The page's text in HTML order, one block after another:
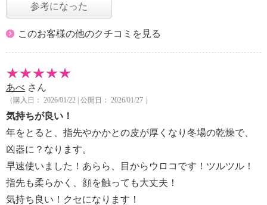
参考になった
このお客様の他のクチコミを見る
あべ さん
（購入日： 2026/01/22 | 公開日： 2026/01/27 ）
気持ちが良い！
年をとると、指先やかかとの皮が厚くなり冬場の乾燥で、
凶器に？なります。
早速使いました！あらら、目からウロコです！ツルツル！
指先も柔らかく、顔を触っても大丈夫！
気持ち良い！クセになります！